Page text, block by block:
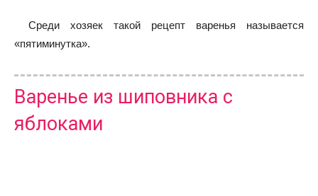
Среди хозяек такой рецепт варенья называется
«пятиминутка».
Варенье из шиповника с
яблоками